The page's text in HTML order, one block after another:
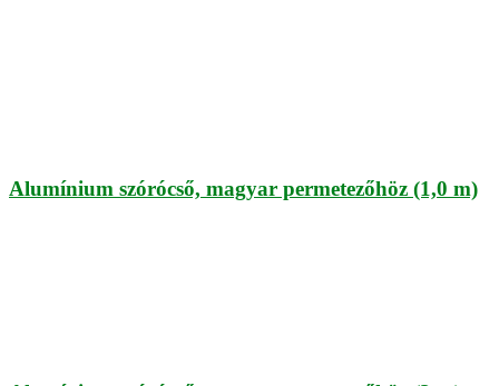
Alumínium szórócső, magyar permetezőhöz (1,0 m)